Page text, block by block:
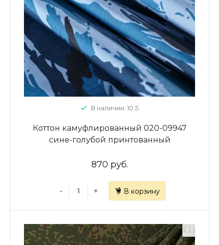
В наличии: 10.5
Коттон камуфлированный 020-09947
сине-голубой принтованный
870 руб.
- + В корзину